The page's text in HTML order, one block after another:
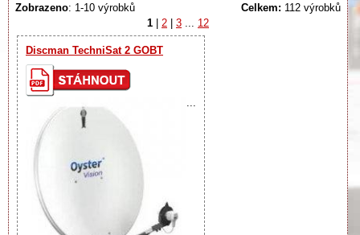
Zobrazeno: 1-10 výrobků Celkem: 112 výrobků
1 | 2 | 3 12
Discman TechniSat 2 GOBT